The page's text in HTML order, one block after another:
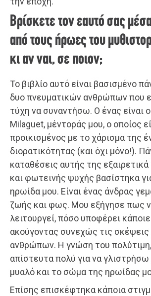
Βρίσκετε τον εαυτό σας
από τους ήρωες του
κι αν ναι, σε ποιον;
Το βιβλίο αυτό είναι βασισμένο
δυο πνευματικών ανθρώπων που
τύχη να συναντήσω. Ο ένας είναι
Milaguet, μέντοράς μου, ο οποίος
προικισμένος με το χάρισμα της
διορατικότητας (και όχι μόνο!).
καταθέσεις αυτής της
και φωτεινής ψυχής βασίστηκα
ηρωίδα μου. Είναι ένας άνδρας
ζωής και φως. Μου εξήγησε πως
λειτουργεί, πόσο υποφέρει
ακούγοντας συνεχώς τις
ανθρώπων. Η γνώση του
απίστευτα πολύ για να
μυαλό και το σώμα της ηρωίδας
Επίσης επισκέφτηκα κάποια